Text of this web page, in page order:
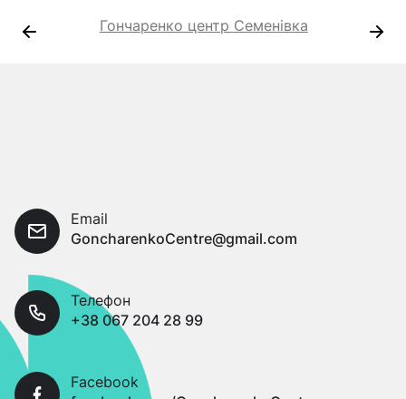
Гончаренко центр Семенівка
Email
GoncharenkoCentre@gmail.com
Телефон
+38 067 204 28 99
Facebook